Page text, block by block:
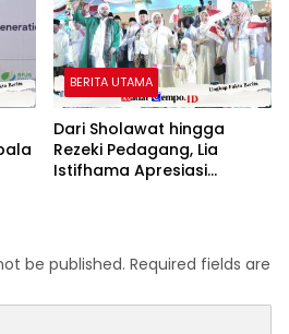
BERITA UTAMA
Dari Sholawat hingga
Rezeki Pedagang, Lia
Istifhama Apresiasi
be published. Required fields are